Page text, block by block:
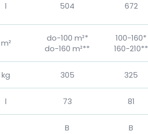
l 504 672
m²
do-100 m²*
do-160 m²**
100-160*
160-210**
kg 305 325
l 73 81
B B